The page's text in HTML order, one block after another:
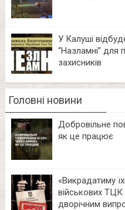
У Калуші
“Назламні” для
захисників
Головні новини
Добровільне
як це працює
«Викрадатиму
військових ТЦК
дворічним